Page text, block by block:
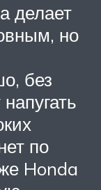
делает
но
без
по
Honda